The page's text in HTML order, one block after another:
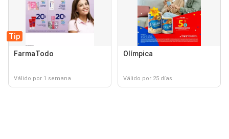
Tip
FarmaTodo
Válido por 1 semana
Olímpica
Válido por 25 días